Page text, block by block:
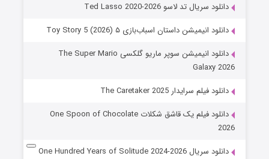
دانلود سریال تد لاسو Ted Lasso 2020-2026
دانلود انیمیشن داستان اسباب‌بازی ۵ Toy Story 5 (2026)
دانلود انیمیشن سوپر ماریو گلکسی The Super Mario
Galaxy 2026
دانلود فیلم سرایدار The Caretaker 2025
دانلود فیلم یک قاشق شکلات One Spoon of Chocolate
2026
دانلود سریال One Hundred Years of Solitude 2024-2026